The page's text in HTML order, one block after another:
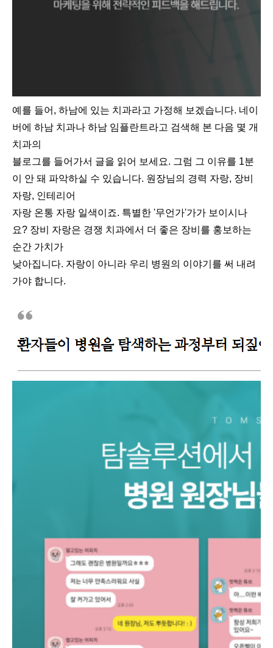
예를 들어, 하남에 있는 치과라고 가정해 보겠습니다. 네이
버에 하남 치과나 하남 임플란트라고 검색해 본 다음 몇 개
치과의
블로그를 들어가서 글을 읽어 보세요. 그럼 그 이유를 1분
이 안 돼 파악하실 수 있습니다. 원장님의 경력 자랑, 장비
자랑, 인테리어
자랑 온통 자랑 일색이죠. 특별한 '무언가'가가 보이시나
요? 장비 자랑은 경쟁 치과에서 더 좋은 장비를 홍보하는
순간 가치가
낮아집니다. 자랑이 아니라 우리 병원의 이야기를 써 내려
가야 합니다.